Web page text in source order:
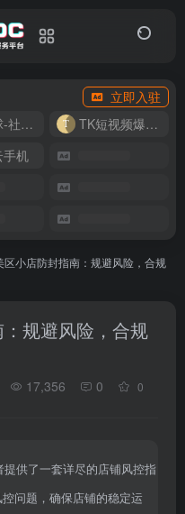
立即入驻
智媒全球-社媒管理平台
TK短视频爆款复刻
手机
区小店防封指南：规避风险，合规
规避风险，合规
17,356 0 0
提供了一套详尽的店铺风控指
问题，确保店铺的稳定运